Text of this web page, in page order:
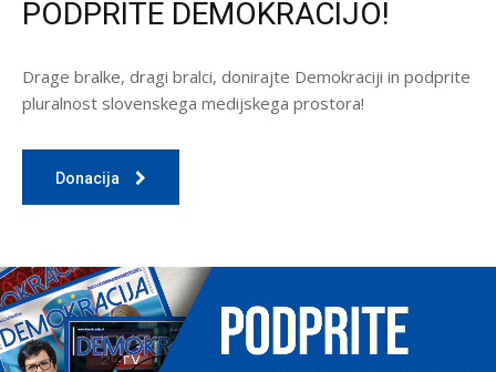
PODPRITE DEMOKRACIJO!
Drage bralke, dragi bralci, donirajte Demokraciji in podprite
pluralnost slovenskega medijskega prostora!
Donacija